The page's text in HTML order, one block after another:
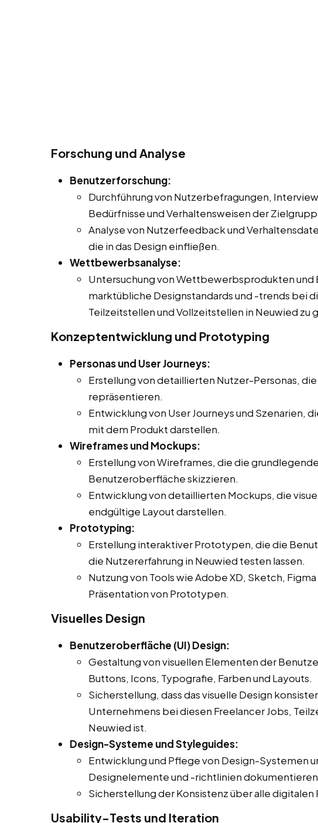
Forschung und Analyse
Benutzerforschung:
Durchführung von Nutzerbefragungen,
Bedürfnisse und Verhaltensweisen der
Analyse von Nutzerfeedback und
die in das Design einfließen.
Wettbewerbsanalyse:
Untersuchung von Wettbewerbsprodukten und
marktübliche Designstandards und -trends bei
Teilzeitstellen und Vollzeitstellen in Neuwied zu
Konzeptentwicklung und Prototyping
Personas und User Journeys:
Erstellung von detaillierten Nutzer-Personas,
repräsentieren.
Entwicklung von User Journeys und Szenarien,
mit dem Produkt darstellen.
Wireframes und Mockups:
Erstellung von Wireframes, die die
Benutzeroberfläche skizzieren.
Entwicklung von detaillierten Mockups, die
endgültige Layout darstellen.
Prototyping:
Erstellung interaktiver Prototypen, die die
die Nutzererfahrung in Neuwied testen lassen.
Nutzung von Tools wie Adobe XD, Sketch,
Präsentation von Prototypen.
Visuelles Design
Benutzeroberfläche (UI) Design:
Gestaltung von visuellen Elementen der
Buttons, Icons, Typografie, Farben und Layouts.
Sicherstellung, dass das visuelle Design
Unternehmens bei diesen Freelancer Jobs,
Neuwied ist.
Design-Systeme und Styleguides:
Entwicklung und Pflege von Design-Systemen
Designelemente und -richtlinien
Sicherstellung der Konsistenz über alle
Usability-Tests und Iteration